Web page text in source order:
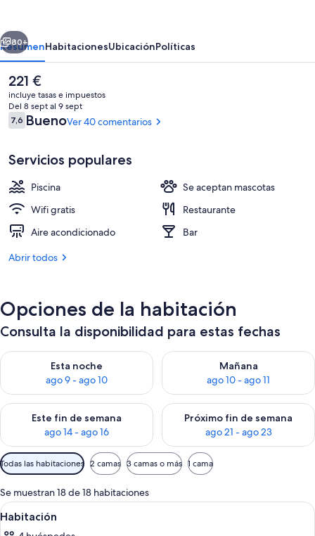
All
Suites
1 dormitorio, minibar, wifi gratis y
Siguiente
80+
ResumenHabitacionesUbicaciónPolíticas
El
precio
actual
es
de
221 €
incluye tasas e impuestos
Del 8 sept al 9 sept
Comentarios
7,67,6 de 10
BuenoVer 40 comentarios
Servicios populares
Piscina
Se aceptan mascotas
Wifi gratis
Restaurante
Aire acondicionado
Bar
Abrir todos
Opciones de la habitación
Consulta la disponibilidad para estas fechas
Esta noche
ago 9 - ago 10
Consulta la disponibilidad para esta noche, ago 9 - ago 10
Mañana
ago 10 - ago 11
Consulta la disponibilidad
Este fin de semana
ago 14 - ago 16
Consulta la disponibilidad para este fin de semana, ago 14 -
Próximo fin de semana
ago 21 - ago 23
Consulta la disponibilidad
Filtros
disponibles
para
las
habitaciones
Todas las habitaciones 2 camas 3 camas o más 1 cama
Se muestran 18 de 18 habitaciones
Abrir
todas
Habitación de hotel con una cama
26
Habitación